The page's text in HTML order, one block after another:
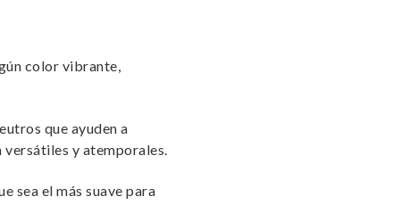
color vibrante,
que ayuden a
versátiles y atemporales.
sea el más suave para